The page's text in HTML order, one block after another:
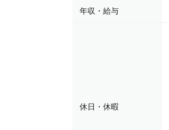
年収・給与
休日・休暇